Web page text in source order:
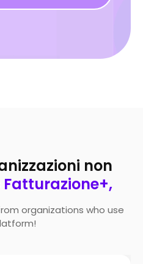
non
Fatturazione+,
organizations who use